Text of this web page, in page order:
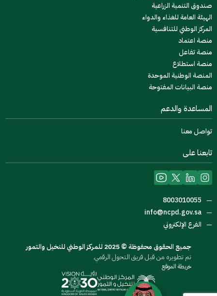
صندوق التنمية الزراعية
الهيئة العامة للغذاء والدواء
المركز الوطني للتنافسية
منصة اعتماد
منصة تفاعل
منصة استطلاع
المنصة الوطنية الموحدة
منصة البيانات المفتوحة
المساعدة والدعم
تواصل معنا
تابعنا على
—
—
info@ncpd.gov.sa
— الفرع الإلكتروني
جميع الحقوق محفوظة © 2025 للمركز الوطني للنخيل والتمور
تم تطويره من قبل فريق التحول الرقمي.
خريطة الموقع